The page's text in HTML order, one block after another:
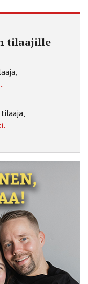
tilaajille